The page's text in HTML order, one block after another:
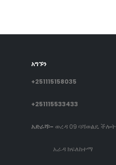
አግኙን
+251115158035
+251115533433
አድራሻ፡- ወረዳ 09 ባሻወልዴ ችሎት
አራዳ ክፍለከተማ